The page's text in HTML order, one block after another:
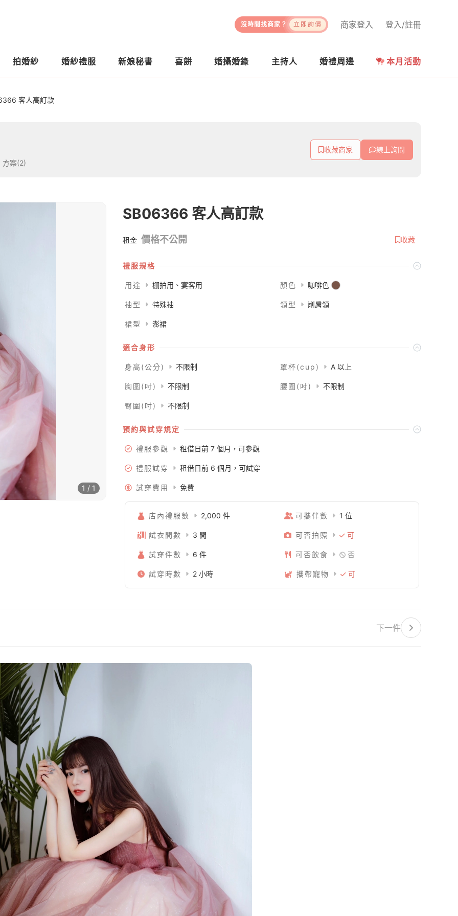
登入/註冊
商家登入
沒時間找商家？ 立即詢價
拍婚紗 婚紗禮服 新娘秘書 喜餅 婚攝婚錄 主持人 婚禮周邊 本月活動
客人高訂款
方案(2)
收藏商家 線上詢問
1 / 1
SB06366 客人高訂款
租金 價格不公開 收藏
禮服規格
用途 棚拍用、宴客用 顏色 咖啡色
袖型 特殊袖 領型 削肩領
裙型 澎裙
適合身形
身高(公分) 不限制 罩杯(cup) A 以上
胸圍(吋) 不限制 腰圍(吋) 不限制
臀圍(吋) 不限制
預約與試穿規定
禮服參觀 租借日前 7 個月，可參觀
禮服試穿 租借日前 6 個月，可試穿
試穿費用 免費
店內禮服數 2,000 件
試衣間數 3 間
試穿件數 6 件
試穿時數 2 小時
可攜伴數 1 位
可否拍照 可
可否飲食 否
攜帶寵物 可
下一件